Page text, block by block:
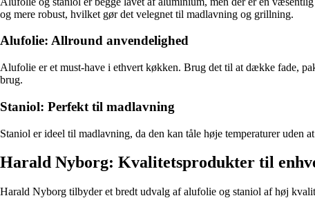
og mere robust, hvilket gør det velegnet til madlavning og grillning.
Alufolie: Allround anvendelighed
Alufolie er et must-have i ethvert køkken. Brug det til at dække fade,
brug.
Staniol: Perfekt til madlavning
Staniol er ideel til madlavning, da den kan tåle høje temperaturer
Harald Nyborg: Kvalitetsprodukter til
Harald Nyborg tilbyder et bredt udvalg af alufolie og staniol af høj